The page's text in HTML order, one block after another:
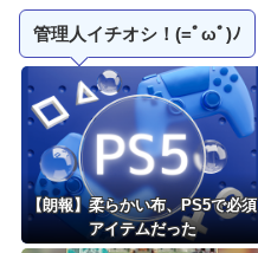
管理人イチオシ！(=ﾟωﾟ)ﾉ
【朗報】柔らかい布、PS5で必須
アイテムだった